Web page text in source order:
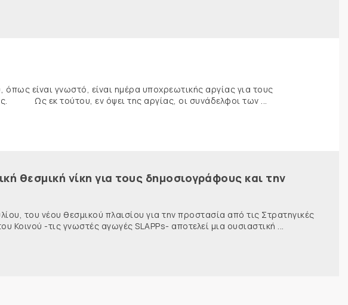
είναι γνωστό, είναι ημέρα υποχρεωτικής αργίας για τους
Ως εκ τούτου, εν όψει της αργίας, οι συνάδελφοι των ...
θεσμική νίκη για τους δημοσιογράφους και την
του νέου θεσμικού πλαισίου για την προστασία από τις Στρατηγικές
-τις γνωστές αγωγές SLAPPs- αποτελεί μια ουσιαστική ...